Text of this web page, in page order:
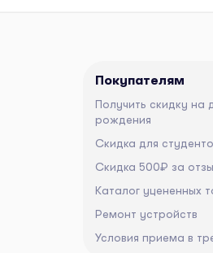
Покупателям
Получить скидку на
рождения
Скидка для
Скидка 500₽ за
Каталог уцененных
Ремонт устройств
Условия приема в